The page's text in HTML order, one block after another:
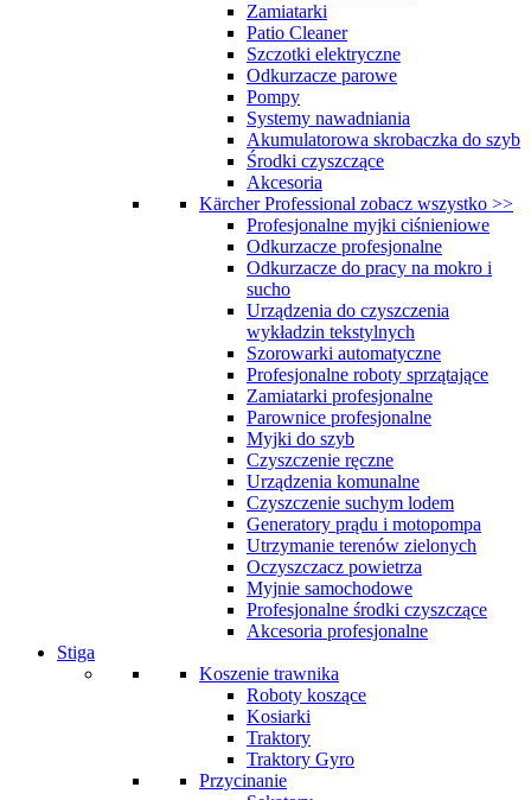
Zamiatarki
Patio Cleaner
Szczotki elektryczne
Odkurzacze parowe
Pompy
Systemy nawadniania
Akumulatorowa skrobaczka do szyb
Środki czyszczące
Akcesoria
Kärcher Professional zobacz wszystko >>
Profesjonalne myjki ciśnieniowe
Odkurzacze profesjonalne
Odkurzacze do pracy na mokro i
sucho
Urządzenia do czyszczenia
wykładzin tekstylnych
Szorowarki automatyczne
Profesjonalne roboty sprzątające
Zamiatarki profesjonalne
Parownice profesjonalne
Myjki do szyb
Czyszczenie ręczne
Urządzenia komunalne
Czyszczenie suchym lodem
Generatory prądu i motopompa
Utrzymanie terenów zielonych
Oczyszczacz powietrza
Myjnie samochodowe
Profesjonalne środki czyszczące
Akcesoria profesjonalne
Stiga
Koszenie trawnika
Roboty koszące
Kosiarki
Traktory
Traktory Gyro
Przycinanie